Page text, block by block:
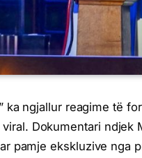
ka ngjallur reagime të
Dokumentari ndjek
pamje ekskluzive nga